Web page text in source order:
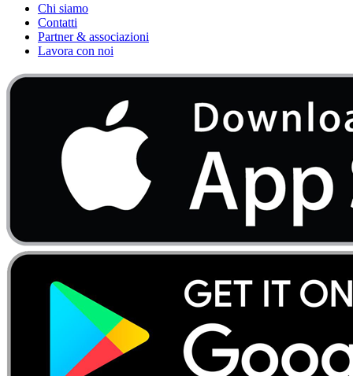
Chi siamo
Contatti
Partner & associazioni
Lavora con noi